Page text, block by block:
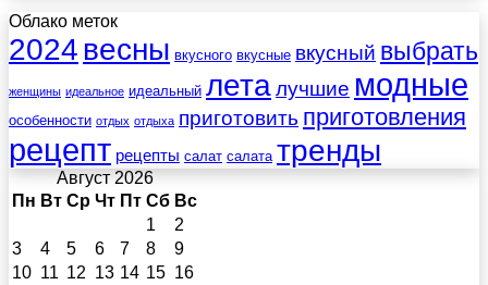
Облако меток
2024 весны вкусного вкусные вкусный выбрать
женщины идеальное идеальный леталучшие модные
особенности отдых отдыха приготовить приготовления
рецепт рецепты салат салата тренды
Август 2026
Пн Вт Ср Чт Пт Сб Вс
1
2
3
4 5 6 7 8
9
10 11 12 13 14 15 16